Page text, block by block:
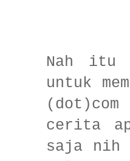
Nah itu
untuk
cerita
saja nih